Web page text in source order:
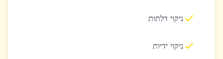
ניקוי דלתות
ניקוי ידיות